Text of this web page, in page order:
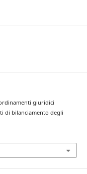
giuridici
di bilanciamento degli